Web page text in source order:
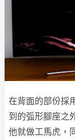
在背面的部份採
到的弧形腳座之
他就做工馬虎，